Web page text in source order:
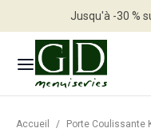
Jusqu'à -30 %
Accueil / Porte Coulissante Korya